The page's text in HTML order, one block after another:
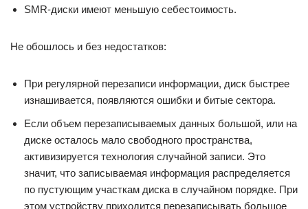
SMR-диски имеют меньшую себестоимость.
Не обошлось и без недостатков:
При регулярной перезаписи информации, диск быстрее
изнашивается, появляются ошибки и битые сектора.
Если объем перезаписываемых данных большой, или на
диске осталось мало свободного пространства,
активизируется технология случайной записи. Это
значит, что записываемая информация распределяется
по пустующим участкам диска в случайном порядке. При
этом устройству приходится перезаписывать большое